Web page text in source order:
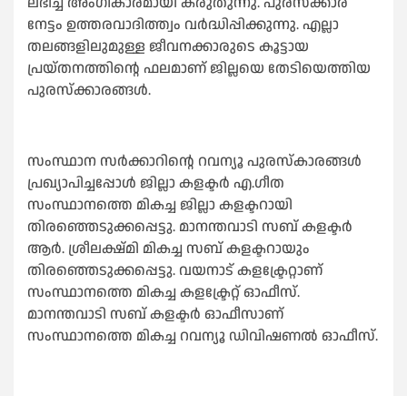
നേട്ടം ഉത്തരവാദിത്ത്വം വര്‍ദ്ധിപ്പിക്കുന്നു. എല്ലാ
തലങ്ങളിലുമുള്ള ജീവനക്കാരുടെ കൂട്ടായ
പ്രയ്തനത്തിന്റെ ഫലമാണ് ജില്ലയെ തേടിയെത്തിയ
പുരസ്‌ക്കാരങ്ങള്‍.
സംസ്ഥാന സര്‍ക്കാറിന്റെ റവന്യൂ പുരസ്‌കാരങ്ങള്‍
പ്രഖ്യാപിച്ചപ്പോള്‍ ജില്ലാ കളക്ടര്‍ എ.ഗീത
സംസ്ഥാനത്തെ മികച്ച ജില്ലാ കളക്ടറായി
തിരഞ്ഞെടുക്കപ്പെട്ടു. മാനന്തവാടി സബ് കളക്ടര്‍
ആര്‍. ശ്രീലക്ഷ്മി മികച്ച സബ് കളക്ടറായും
തിരഞ്ഞെടുക്കപ്പെട്ടു. വയനാട് കളക്ട്രേറ്റാണ്
സംസ്ഥാനത്തെ മികച്ച കളക്ട്രേറ്റ് ഓഫീസ്.
മാനന്തവാടി സബ് കളക്ടര്‍ ഓഫീസാണ്
സംസ്ഥാനത്തെ മികച്ച റവന്യൂ ഡിവിഷണല്‍ ഓഫീസ്.